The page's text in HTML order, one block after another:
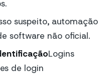
suspeito, automação
software não oficial.
Logins
de login